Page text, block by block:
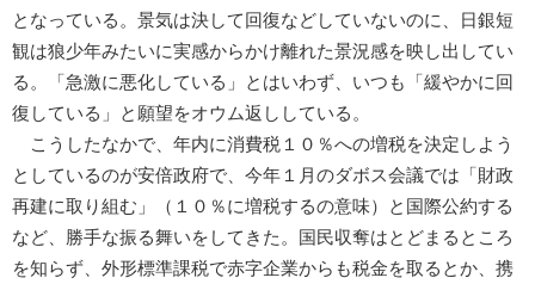
となっている。景気は決して回復などしていないのに、日銀短
観は狼少年みたいに実感からかけ離れた景況感を映し出してい
る。「急激に悪化している」とはいわず、いつも「緩やかに回
復している」と願望をオウム返ししている。
こうしたなかで、年内に消費税１０％への増税を決定しよう
としているのが安倍政府で、今年１月のダボス会議では「財政
再建に取り組む」（１０％に増税するの意味）と国際公約する
など、勝手な振る舞いをしてきた。国民収奪はとどまるところ
を知らず、外形標準課税で赤字企業からも税金を取るとか、携